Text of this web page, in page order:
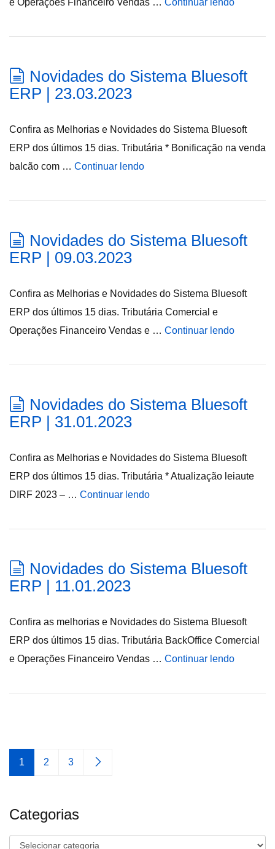
e Operações Financeiro Vendas … Continuar lendo
Novidades do Sistema Bluesoft
ERP | 23.03.2023
Confira as Melhorias e Novidades do Sistema Bluesoft
ERP dos últimos 15 dias. Tributária * Bonificação na venda
balcão com … Continuar lendo
Novidades do Sistema Bluesoft
ERP | 09.03.2023
Confira as Melhorias e Novidades do Sistema Bluesoft
ERP dos últimos 15 dias. Tributária Comercial e
Operações Financeiro Vendas e … Continuar lendo
Novidades do Sistema Bluesoft
ERP | 31.01.2023
Confira as Melhorias e Novidades do Sistema Bluesoft
ERP dos últimos 15 dias. Tributária * Atualização leiaute
DIRF 2023 – … Continuar lendo
Novidades do Sistema Bluesoft
ERP | 11.01.2023
Confira as melhorias e Novidades do Sistema Bluesoft
ERP dos últimos 15 dias. Tributária BackOffice Comercial
e Operações Financeiro Vendas … Continuar lendo
1 2 3
Categorias
Categorias